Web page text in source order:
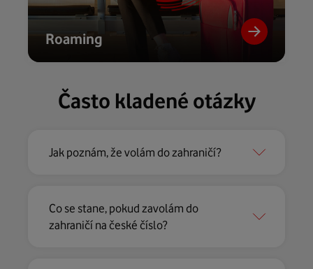
Roaming
Často kladené otázky
Jak poznám, že volám do zahraničí?
Co se stane, pokud zavolám do
zahraničí na české číslo?